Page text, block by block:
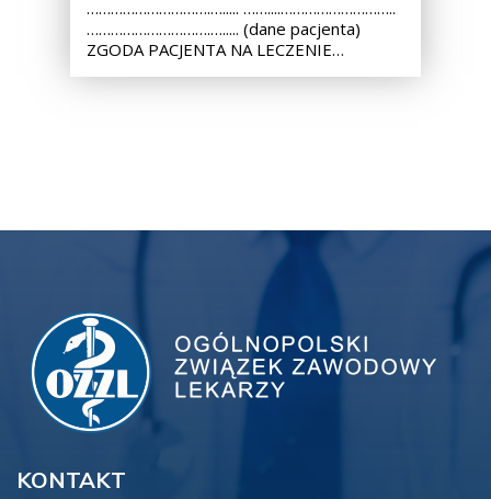
………………………….…..... ……....………………………..
………………………….…..... (dane pacjenta)
ZGODA PACJENTA NA LECZENIE…
KONTAKT